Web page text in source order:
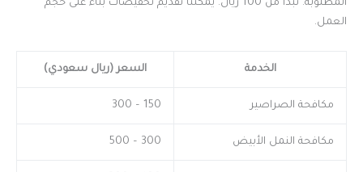
المطلوبة. تبدأ من 100 ريال. يمكننا تقديم تخفيضات بناءً على حجم
العمل.
الخدمة السعر (ريال سعودي)
مكافحة الصراصير 150 – 300
مكافحة النمل الأبيض 300 – 500